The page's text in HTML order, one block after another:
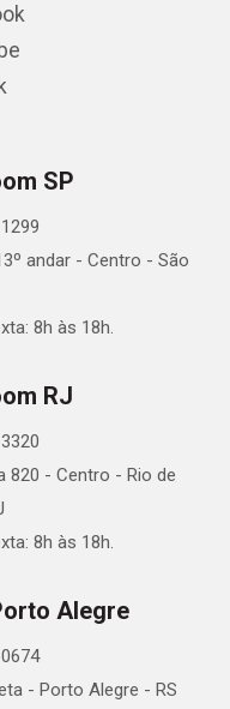
SP
andar - Centro - São
8h às 18h.
RJ
820 - Centro - Rio de
8h às 18h.
Alegre
- Porto Alegre - RS